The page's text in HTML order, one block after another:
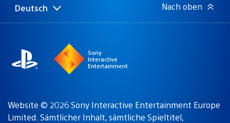
Select
a
Aktuelle
Region:
Deutsch Nach oben
Sony
Interactive
Entertainment
Website © 2026 Sony Interactive Entertainment Europe
Limited. Sämtlicher Inhalt, sämtliche Spieltitel,